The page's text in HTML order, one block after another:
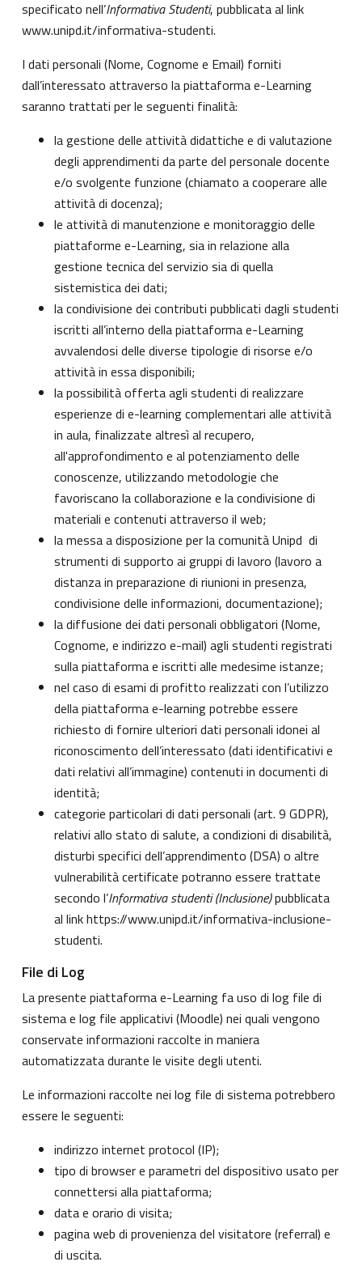
specificato nell’Informativa Studenti, pubblicata al link
www.unipd.it/informativa-studenti.
I dati personali (Nome, Cognome e Email) forniti
dall’interessato attraverso la piattaforma e-Learning
saranno trattati per le seguenti finalità:
la gestione delle attività didattiche e di valutazione
degli apprendimenti da parte del personale docente
e/o svolgente funzione (chiamato a cooperare alle
attività di docenza);
le attività di manutenzione e monitoraggio delle
piattaforme e-Learning, sia in relazione alla
gestione tecnica del servizio sia di quella
sistemistica dei dati;
la condivisione dei contributi pubblicati dagli studenti
iscritti all’interno della piattaforma e-Learning
avvalendosi delle diverse tipologie di risorse e/o
attività in essa disponibili;
la possibilità offerta agli studenti di realizzare
esperienze di e-learning complementari alle attività
in aula, finalizzate altresì al recupero,
all'approfondimento e al potenziamento delle
conoscenze, utilizzando metodologie che
favoriscano la collaborazione e la condivisione di
materiali e contenuti attraverso il web;
la messa a disposizione per la comunità Unipd di
strumenti di supporto ai gruppi di lavoro (lavoro a
distanza in preparazione di riunioni in presenza,
condivisione delle informazioni, documentazione);
la diffusione dei dati personali obbligatori (Nome,
Cognome, e indirizzo e-mail) agli studenti registrati
sulla piattaforma e iscritti alle medesime istanze;
nel caso di esami di profitto realizzati con l’utilizzo
della piattaforma e-learning potrebbe essere
richiesto di fornire ulteriori dati personali idonei al
riconoscimento dell’interessato (dati identificativi e
dati relativi all’immagine) contenuti in documenti di
identità;
categorie particolari di dati personali (art. 9 GDPR),
relativi allo stato di salute, a condizioni di disabilità,
disturbi specifici dell’apprendimento (DSA) o altre
vulnerabilità certificate potranno essere trattate
secondo l’Informativa studenti (Inclusione)pubblicata
al linkhttps://www.unipd.it/informativa-inclusione-
studenti.
File di Log
La presente piattaforma e-Learning fa uso di log file di
sistema e log file applicativi (Moodle) nei quali vengono
conservate informazioni raccolte in maniera
automatizzata durante le visite degli utenti.
Le informazioni raccolte nei log file di sistema potrebbero
essere le seguenti:
indirizzo internet protocol (IP);
tipo di browser e parametri del dispositivo usato per
connettersi alla piattaforma;
data e orario di visita;
pagina web di provenienza del visitatore (referral) e
di uscita.